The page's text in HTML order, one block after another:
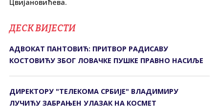
Цвијановићева.
ДЕСК ВИЈЕСТИ
АДВОКАТ ПАНТОВИЋ: ПРИТВОР РАДИСАВУ
КОСТОВИЋУ ЗБОГ ЛОВАЧКЕ ПУШКЕ ПРАВНО НАСИЉЕ
ДИРЕКТОРУ "ТЕЛЕКОМА СРБИЈЕ" ВЛАДИМИРУ
ЛУЧИЋУ ЗАБРАЊЕН УЛАЗАК НА КОСМЕТ